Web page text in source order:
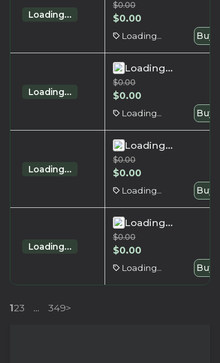
Loading...
$0.00
$0.00
Loading... Buy
Loading...
Loading...
$0.00
$0.00
Loading... Buy
Loading...
Loading...
$0.00
$0.00
Loading... Buy
Loading...
Loading...
$0.00
$0.00
Loading... Buy
123 ... 349>